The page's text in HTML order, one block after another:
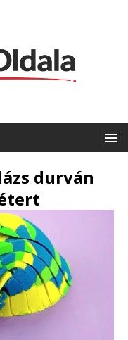
durván